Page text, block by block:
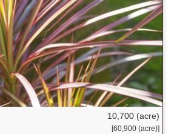
10,700 (acre)
[60,900 (acre)]